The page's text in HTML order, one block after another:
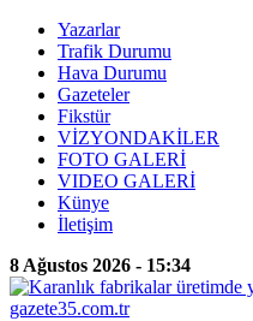
Yazarlar
Trafik Durumu
Hava Durumu
Gazeteler
Fikstür
VİZYONDAKİLER
FOTO GALERİ
VIDEO GALERİ
Künye
İletişim
8 Ağustos 2026 - 15:34